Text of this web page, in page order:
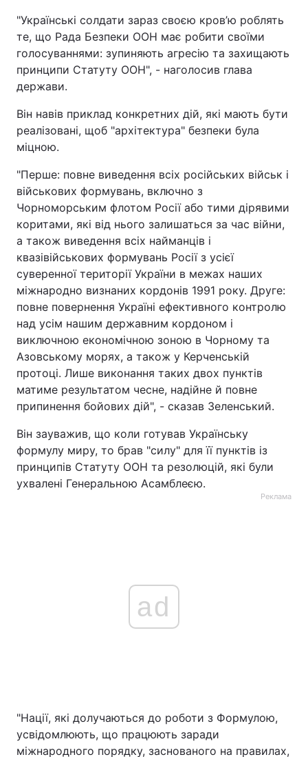
"Українські солдати зараз своєю кров’ю роблять
те, що Рада Безпеки ООН має робити своїми
голосуваннями: зупиняють агресію та захищають
принципи Статуту ООН", - наголосив глава
держави.
Він навів приклад конкретних дій, які мають бути
реалізовані, щоб "архітектура" безпеки була
міцною.
"Перше: повне виведення всіх російських військ і
військових формувань, включно з
Чорноморським флотом Росії або тими дірявими
коритами, які від нього залишаться за час війни,
а також виведення всіх найманців і
квазівійськових формувань Росії з усієї
суверенної території України в межах наших
міжнародно визнаних кордонів 1991 року. Друге:
повне повернення Україні ефективного контролю
над усім нашим державним кордоном і
виключною економічною зоною в Чорному та
Азовському морях, а також у Керченській
протоці. Лише виконання таких двох пунктів
матиме результатом чесне, надійне й повне
припинення бойових дій", - сказав Зеленський.
Він зауважив, що коли готував Українську
формулу миру, то брав "силу" для її пунктів із
принципів Статуту ООН та резолюцій, які були
ухвалені Генеральною Асамблеєю.
Реклама
ad
"Нації, які долучаються до роботи з Формулою,
усвідомлюють, що працюють заради
міжнародного порядку, заснованого на правилах,